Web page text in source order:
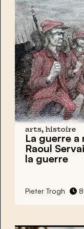
arts, histoire
La guerre a
Raoul
la guerre
Pieter Trogh